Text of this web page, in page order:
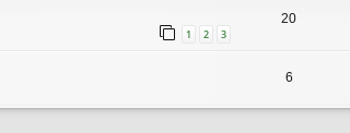
1 2 3
20
6